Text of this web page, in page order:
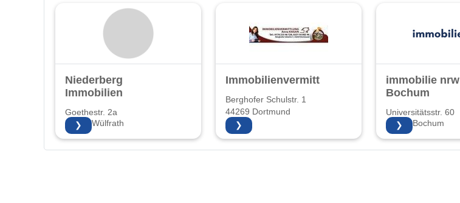
Niederberg
Immobilien
Goethestr. 2a
42489 Wülfrath
❯
Immobilienvermittlung
Berghofer Schulstr. 1
44269 Dortmund
❯
immobilie nrw
Bochum
Universitätsstr. 60
44789 Bochum
❯